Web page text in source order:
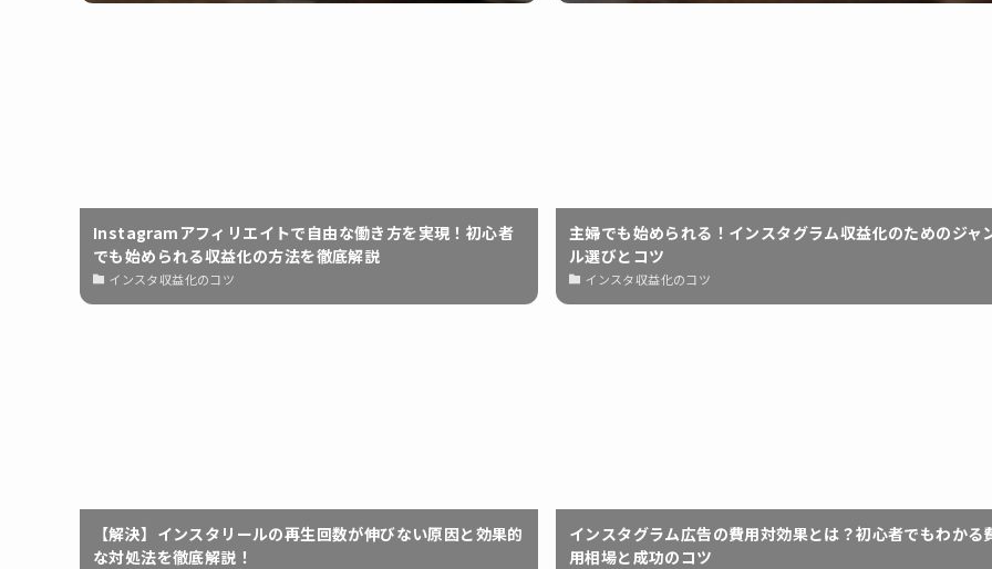
Instagramアフィリエイトで自由な働き方を実現！初心者
でも始められる収益化の方法を徹底解説
インスタ収益化のコツ
主婦でも始められる！インスタグラム収益化のためのジャ
ル選びとコツ
インスタ収益化のコツ
【解決】インスタリールの再生回数が伸びない原因と効果的
な対処法を徹底解説！
インスタグラム広告の費用対効果とは？初心者でもわかる
用相場と成功のコツ